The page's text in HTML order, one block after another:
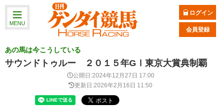
MENU
ログイン
会員登録
あの馬は今こうしている
サウンドトゥルー ２０１５年GⅠ東京大賞典制覇
公開日:2024年12月27日 17:00
更新日:2026年2月16日 11:50